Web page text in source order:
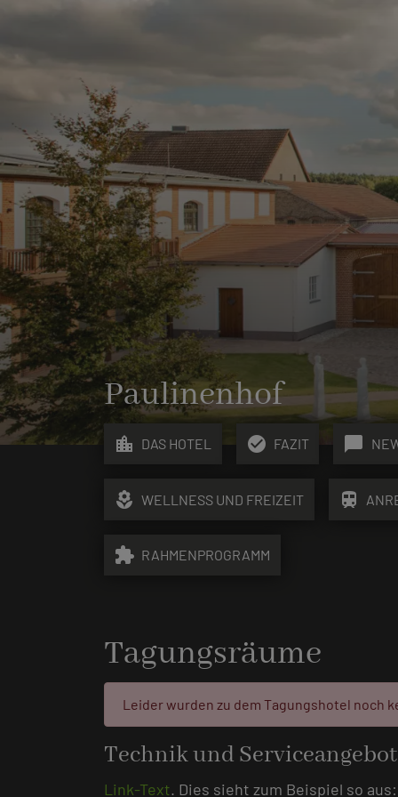
Paulinenhof
location_city DAS HOTEL check_circle FAZIT chat_bubble
local_florist WELLNESS UND FREIZEIT train
extension RAHMENPROGRAMM
Tagungsräume
Fehler:
Leider wurden zu dem Tagungshotel noch
Technik und
Link-Text. Dies sieht zum Beispiel so